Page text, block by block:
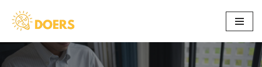
Hoppa
till
innehåll